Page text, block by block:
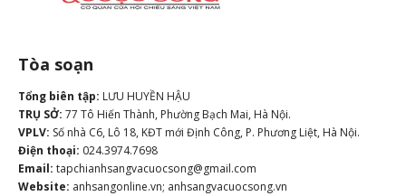
Tòa soạn
Tổng biên tập: LƯU HUYỀN HẬU
TRỤ SỞ: 77 Tô Hiến Thành, Phường Bạch Mai, Hà Nội.
VPLV: Số nhà C6, Lô 18, KĐT mới Định Công, P. Phương Liệt, Hà Nội.
Điện thoại: 024.3974.7698
Email: tapchianhsangvacuocsong@gmail.com
Website: anhsangonline.vn; anhsangvacuocsong.vn